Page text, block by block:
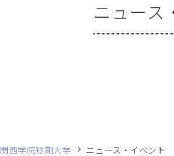
ニュース
関西学院短期大学 ニュース・イベント